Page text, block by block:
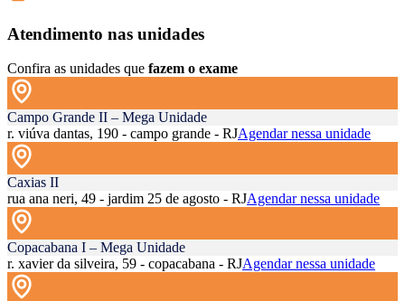
Atendimento nas unidades
Confira as unidades que fazem o exame
Campo Grande II – Mega Unidade
r. viúva dantas, 190 - campo grande - RJAgendar nessa unidade
Caxias II
rua ana neri, 49 - jardim 25 de agosto - RJAgendar nessa unidade
Copacabana I – Mega Unidade
r. xavier da silveira, 59 - copacabana - RJAgendar nessa unidade